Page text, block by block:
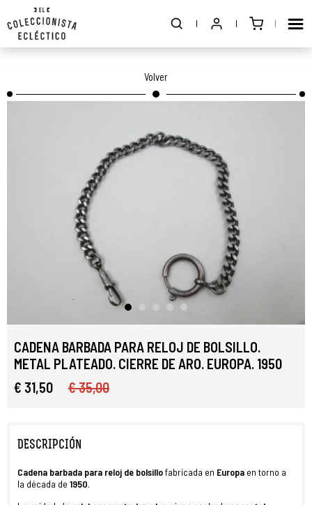
Volver
CADENA BARBADA PARA RELOJ DE BOLSILLO.
METAL PLATEADO. CIERRE DE ARO. EUROPA. 1950
€ 31,50
€ 35,00
DESCRIPCIÓN
Cadena barbada para reloj de bolsillofabricada en Europa en torno a
la década de 1950.